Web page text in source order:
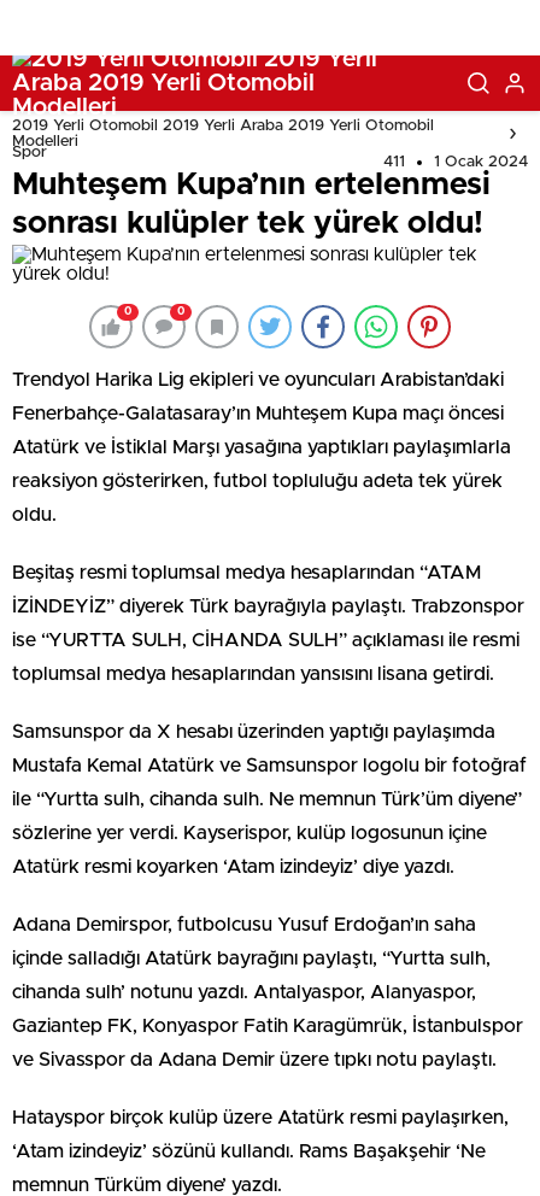
2019 Yerli Otomobil 2019 Yerli Araba 2019 Yerli Otomobil
Modelleri
Spor
411 1 Ocak 2024
Muhteşem Kupa’nın ertelenmesi
sonrası kulüpler tek yürek oldu!
0 0
Trendyol Harika Lig ekipleri ve oyuncuları Arabistan’daki
Fenerbahçe-Galatasaray’ın Muhteşem Kupa maçı öncesi
Atatürk ve İstiklal Marşı yasağına yaptıkları paylaşımlarla
reaksiyon gösterirken, futbol topluluğu adeta tek yürek
oldu.
Beşitaş resmi toplumsal medya hesaplarından “ATAM
İZİNDEYİZ” diyerek Türk bayrağıyla paylaştı. Trabzonspor
ise “YURTTA SULH, CİHANDA SULH” açıklaması ile resmi
toplumsal medya hesaplarından yansısını lisana getirdi.
Samsunspor da X hesabı üzerinden yaptığı paylaşımda
Mustafa Kemal Atatürk ve Samsunspor logolu bir fotoğraf
ile “Yurtta sulh, cihanda sulh. Ne memnun Türk’üm diyene”
sözlerine yer verdi. Kayserispor, kulüp logosunun içine
Atatürk resmi koyarken ‘Atam izindeyiz’ diye yazdı.
Adana Demirspor, futbolcusu Yusuf Erdoğan’ın saha
içinde salladığı Atatürk bayrağını paylaştı, “Yurtta sulh,
cihanda sulh’ notunu yazdı. Antalyaspor, Alanyaspor,
Gaziantep FK, Konyaspor Fatih Karagümrük, İstanbulspor
ve Sivasspor da Adana Demir üzere tıpkı notu paylaştı.
Hatayspor birçok kulüp üzere Atatürk resmi paylaşırken,
‘Atam izindeyiz’ sözünü kullandı. Rams Başakşehir ‘Ne
memnun Türküm diyene’ yazdı.